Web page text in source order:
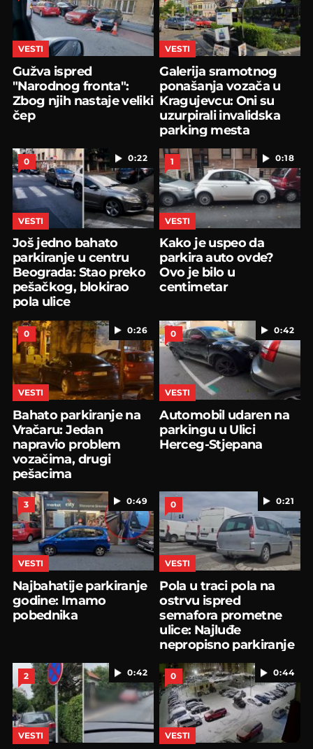
VESTI
Gužva ispred
"Narodnog fronta":
Zbog njih nastaje veliki
čep
VESTI
Galerija sramotnog
ponašanja vozača u
Kragujevcu: Oni su
uzurpirali invalidska
parking mesta
0:22
0
VESTI
Još jedno bahato
parkiranje u centru
Beograda: Stao preko
pešačkog, blokirao
pola ulice
0:18
1
VESTI
Kako je uspeo da
parkira auto ovde?
Ovo je bilo u
centimetar
0:26
0
VESTI
Bahato parkiranje na
Vračaru: Jedan
napravio problem
vozačima, drugi
pešacima
0:42
0
VESTI
Automobil udaren na
parkingu u Ulici
Herceg-Stjepana
0:49
3
VESTI
Najbahatije parkiranje
godine: Imamo
pobednika
0:21
0
VESTI
Pola u traci pola na
ostrvu ispred
semafora prometne
ulice: Najluđe
nepropisno parkiranje
0:42
2
VESTI
0:44
0
VESTI